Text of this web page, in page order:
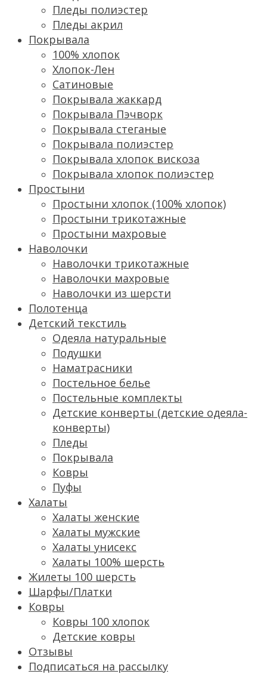
Пледы полиэстер
Пледы акрил
Покрывала
100% хлопок
Хлопок-Лен
Сатиновые
Покрывала жаккард
Покрывала Пэчворк
Покрывала стеганые
Покрывала полиэстер
Покрывала хлопок вискоза
Покрывала хлопок полиэстер
Простыни
Простыни хлопок (100% хлопок)
Простыни трикотажные
Простыни махровые
Наволочки
Наволочки трикотажные
Наволочки махровые
Наволочки из шерсти
Полотенца
Детский текстиль
Одеяла натуральные
Подушки
Наматрасники
Постельное белье
Постельные комплекты
Детские конверты (детские одеяла-
конверты)
Пледы
Покрывала
Ковры
Пуфы
Халаты
Халаты женские
Халаты мужские
Халаты унисекс
Халаты 100% шерсть
Жилеты 100 шерсть
Шарфы/Платки
Ковры
Ковры 100 хлопок
Детские ковры
Отзывы
Подписаться на рассылку